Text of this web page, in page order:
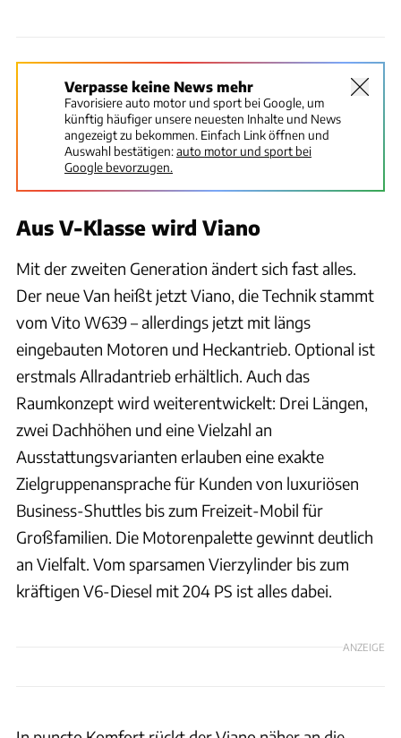
Verpasse keine News mehr
Favorisiere auto motor und sport bei Google, um
künftig häufiger unsere neuesten Inhalte und News
angezeigt zu bekommen. Einfach Link öffnen und
Auswahl bestätigen:auto motor und sport bei
Google bevorzugen.
Aus V-Klasse wird Viano
Mit der zweiten Generation ändert sich fast alles.
Der neue Van heißt jetzt Viano, die Technik stammt
vom Vito W639 – allerdings jetzt mit längs
eingebauten Motoren und Heckantrieb. Optional ist
erstmals Allradantrieb erhältlich. Auch das
Raumkonzept wird weiterentwickelt: Drei Längen,
zwei Dachhöhen und eine Vielzahl an
Ausstattungsvarianten erlauben eine exakte
Zielgruppenansprache für Kunden von luxuriösen
Business-Shuttles bis zum Freizeit-Mobil für
Großfamilien. Die Motorenpalette gewinnt deutlich
an Vielfalt. Vom sparsamen Vierzylinder bis zum
kräftigen V6-Diesel mit 204 PS ist alles dabei.
ANZEIGE